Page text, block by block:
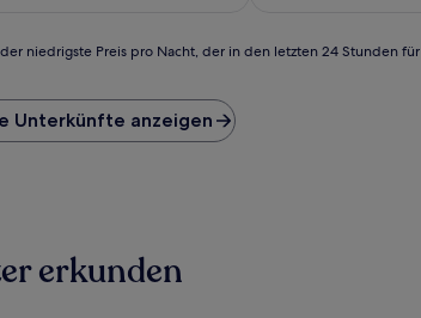
niedrigste Preis pro Nacht, der in den letzten 24 Stunden
Unterkünfte anzeigen
erkunden